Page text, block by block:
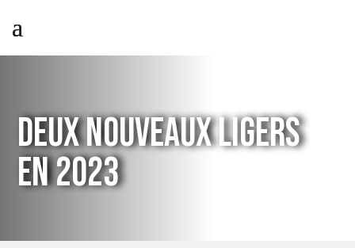
DEUX NOUVEAUX LIGERS
EN 2023